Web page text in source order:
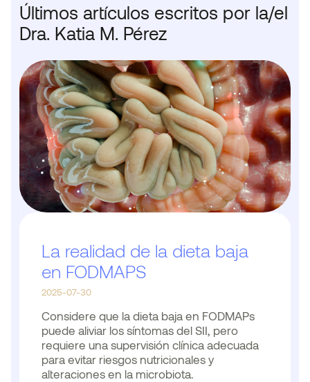
Últimos artículos escritos por la/el
Dra. Katia M. Pérez
La realidad de la dieta baja
en FODMAPS
2025-07-30
Considere que la dieta baja en FODMAPs
puede aliviar los síntomas del SII, pero
requiere una supervisión clínica adecuada
para evitar riesgos nutricionales y
alteraciones en la microbiota.